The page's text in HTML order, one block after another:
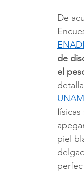
De
de
el
UNAM
físicas
piel